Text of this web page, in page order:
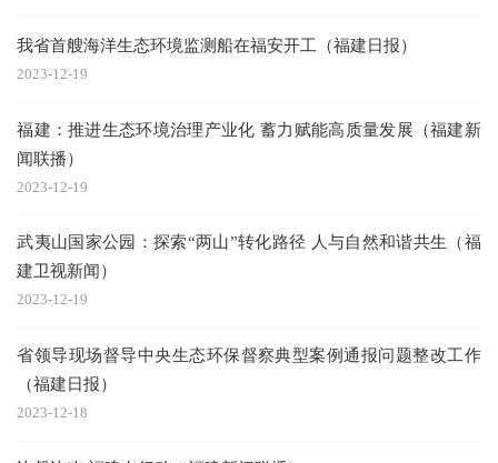
我省首艘海洋生态环境监测船在福安开工（福建日报）
2023-12-19
福建：推进生态环境治理产业化 蓄力赋能高质量发展（福建新
闻联播）
2023-12-19
武夷山国家公园：探索“两山”转化路径 人与自然和谐共生（福
建卫视新闻）
2023-12-19
省领导现场督导中央生态环保督察典型案例通报问题整改工作
（福建日报）
2023-12-18